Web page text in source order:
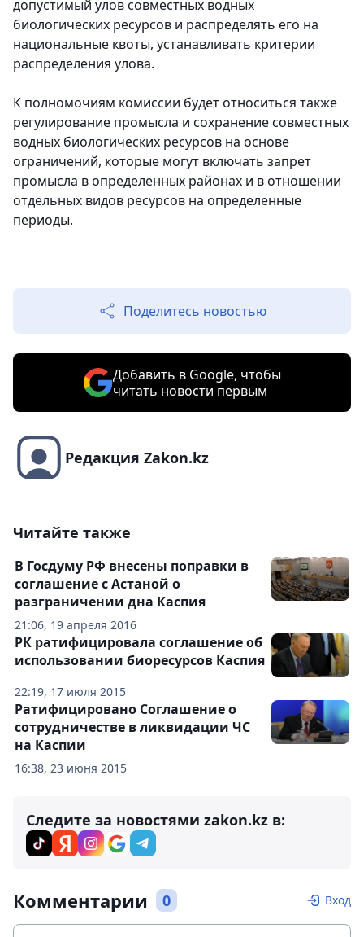
допустимый улов совместных водных
биологических ресурсов и распределять его на
национальные квоты, устанавливать критерии
распределения улова.
К полномочиям комиссии будет относиться также
регулирование промысла и сохранение совместных
водных биологических ресурсов на основе
ограничений, которые могут включать запрет
промысла в определенных районах и в отношении
отдельных видов ресурсов на определенные
периоды.
Поделитесь новостью
Добавить в Google, чтобы
читать новости первым
Редакция Zakon.kz
Читайте также
21:06, 19 апреля 2016
В Госдуму РФ внесены поправки в
соглашение с Астаной о
разграничении дна Каспия
22:19, 17 июля 2015
РК ратифицировала соглашение об
использовании биоресурсов Каспия
16:38, 23 июня 2015
Ратифицировано Соглашение о
сотрудничестве в ликвидации ЧС
на Каспии
Следите за новостями zakon.kz в:
Комментарии 0 Вход